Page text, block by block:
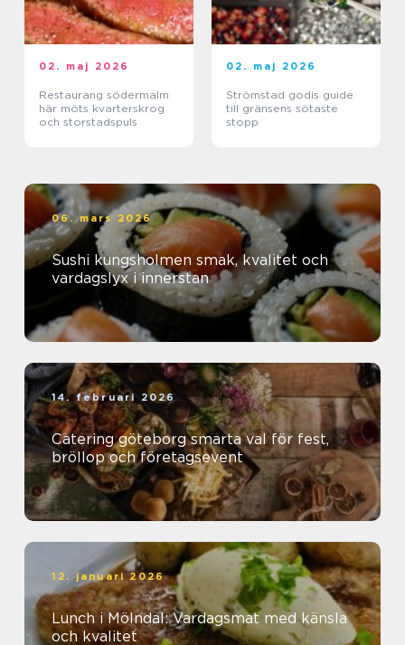
02. maj 2026
Restaurang södermalm
här möts kvarterskrog
och storstadspuls
02. maj 2026
Strömstad godis guide
till gränsens sötaste
stopp
06. mars 2026
Sushi kungsholmen smak, kvalitet och
vardagslyx i innerstan
14. februari 2026
Catering göteborg smarta val för fest,
bröllop och företagsevent
12. januari 2026
Lunch i Mölndal: Vardagsmat med känsla
och kvalitet